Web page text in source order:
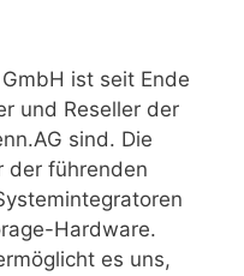
GmbH ist seit Ende
und Reseller der
sind. Die
der führenden
Hardware.
es uns,